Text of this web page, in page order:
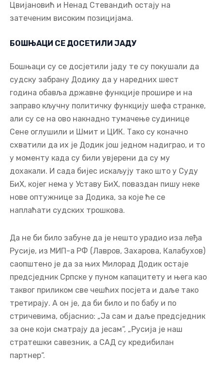
Цвијановић и Ненад Стевандић остају на
затеченим високим позицијама.
БОШЊАЦИ СЕ ДОСЕТИЛИ ЈАДУ
Бошњаци су се досјетили јаду те су покушали да
судску забрану Додику да у наредних шест
година обавља државне функције прошире и на
заправо кључну политичку функцију шефа странке,
али су се на ово накнадно тумачење судинице
Сене оглушили и Шмит и ЦИК. Тако су коначно
схватили да их је Додик још једном надиграо, и то
у моменту када су били увјерени да су му
дохакали. И сада бијес искаљују тако што у Суду
БиХ, којег нема у Уставу БиХ, поваздан пишу неке
нове оптужнице за Додика, за које ће се
наплаћати судских трошкова.
Да не би било забуне да је нешто урадио иза леђа
Русије, из МИП-а РФ (Лавров, Захарова, Калабухов)
саопштено је да за њих Милорад Додик остаје
предсједник Српске у пуном капацитету и њега као
таквог приликом све чешћих посјета и даље тако
третирају. А он је, да би било и по бабу и по
стричевима, објаснио: „Ја сам и даље предсједник
за оне који сматрају да јесам“, „Русија је наш
стратешки савезник, а САД су кредибилан
партнер“.